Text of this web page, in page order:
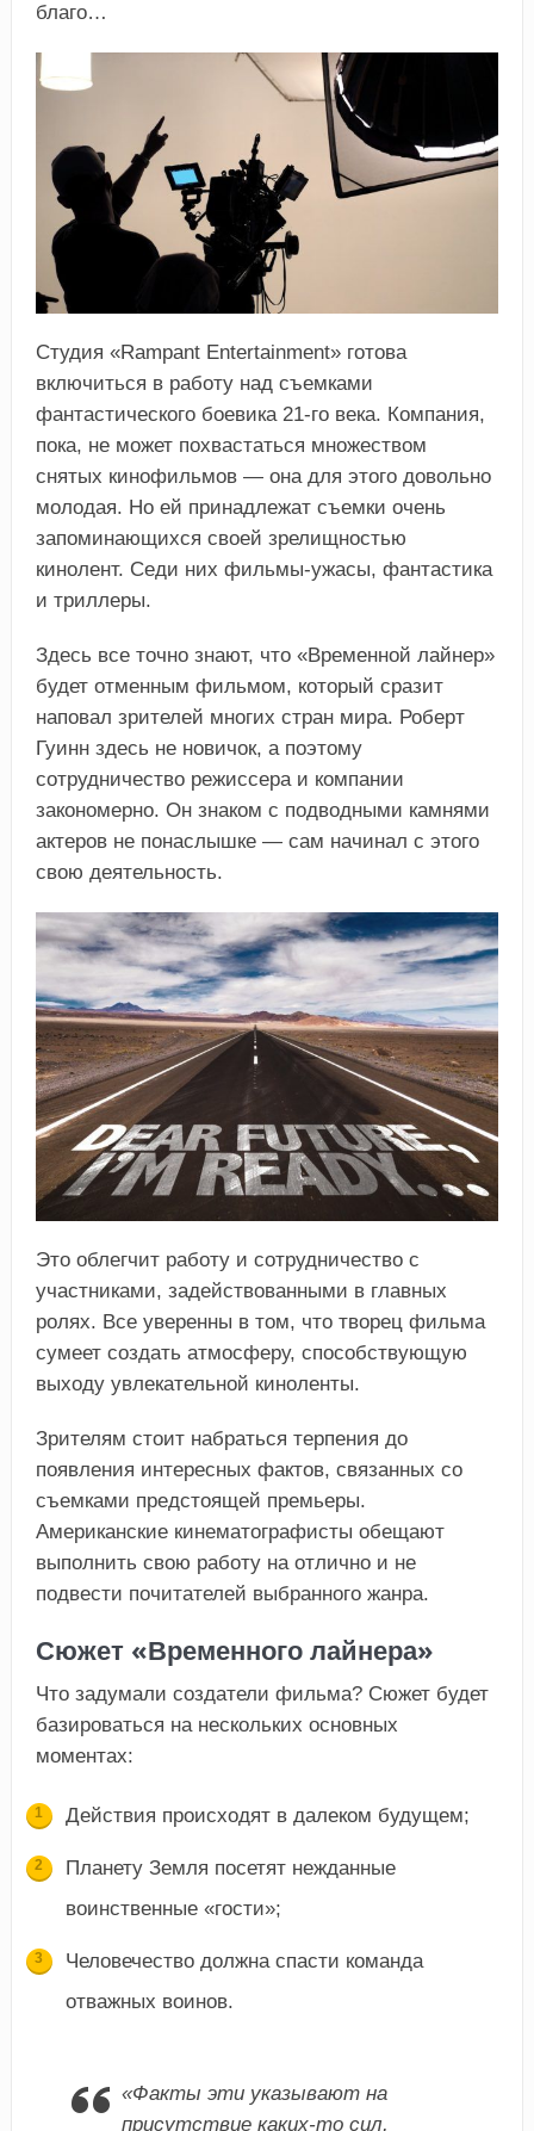
благо…
Студия «Rampant Entertainment» готова
включиться в работу над съемками
фантастического боевика 21-го века. Компания,
пока, не может похвастаться множеством
снятых кинофильмов — она для этого довольно
молодая. Но ей принадлежат съемки очень
запоминающихся своей зрелищностью
кинолент. Седи них фильмы-ужасы, фантастика
и триллеры.
Здесь все точно знают, что «Временной лайнер»
будет отменным фильмом, который сразит
наповал зрителей многих стран мира. Роберт
Гуинн здесь не новичок, а поэтому
сотрудничество режиссера и компании
закономерно. Он знаком с подводными камнями
актеров не понаслышке — сам начинал с этого
свою деятельность.
Это облегчит работу и сотрудничество с
участниками, задействованными в главных
ролях. Все уверенны в том, что творец фильма
сумеет создать атмосферу, способствующую
выходу увлекательной киноленты.
Зрителям стоит набраться терпения до
появления интересных фактов, связанных со
съемками предстоящей премьеры.
Американские кинематографисты обещают
выполнить свою работу на отлично и не
подвести почитателей выбранного жанра.
Сюжет «Временного лайнера»
Что задумали создатели фильма? Сюжет будет
базироваться на нескольких основных
моментах:
Действия происходят в далеком будущем;
Планету Земля посетят нежданные
воинственные «гости»;
Человечество должна спасти команда
отважных воинов.
«Факты эти указывают на
присутствие каких-то сил,